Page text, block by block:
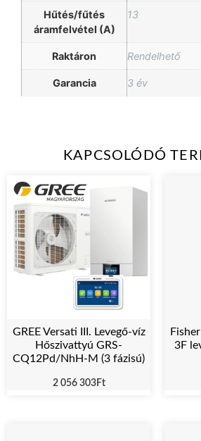
Hűtés/fűtés
áramfelvétel (A)
13
Raktáron Rendelhető
Garancia 3 év
KAPCSOLÓDÓ
GREE Versati III. Levegő-víz
Hőszivattyú GRS-
CQ12Pd/NhH-M (3 fázisú)
2 056 303Ft
3F